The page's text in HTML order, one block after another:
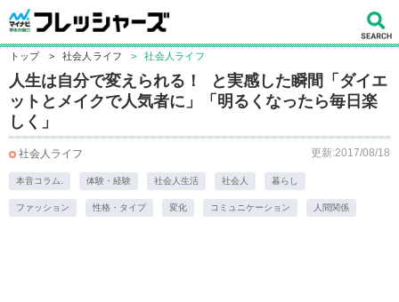
トップ > 社会人ライフ > 社会人ライフ
人生は自分で変えられる！ と実感した瞬間「ダイエ
ットとメイクで人気者に」「明るくなったら毎日楽
しく」
社会人ライフ 更新:2017/08/18
本音コラム. 体験・経験 社会人生活 社会人 暮らし
ファッション 性格・タイプ 変化 コミュニケーション 人間関係